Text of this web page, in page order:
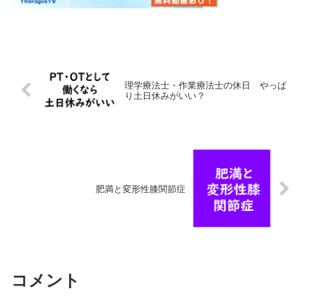
理学療法士・作業療法士の休日 やっぱ
り土日休みがいい？
肥満と変形性膝関節症
コメント